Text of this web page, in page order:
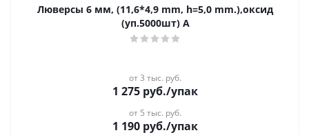
Люверсы 6 мм, (11,6*4,9 mm, h=5,0 mm.),оксид
(уп.5000шт) А
от 3 тыс. руб.
1 275 руб./упак
от 5 тыс. руб.
1 190 руб./упак